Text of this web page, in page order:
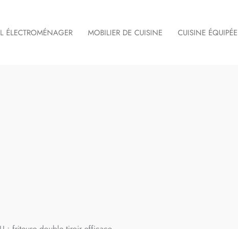
ÉLECTROMÉNAGER MOBILIER DE CUISINE CUISINE ÉQUIPÉE